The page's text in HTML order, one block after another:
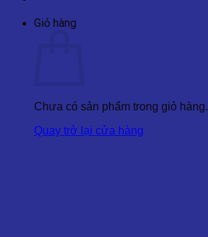
Giỏ hàng
Chưa có sản phẩm trong giỏ hàng.
Quay trở lại cửa hàng